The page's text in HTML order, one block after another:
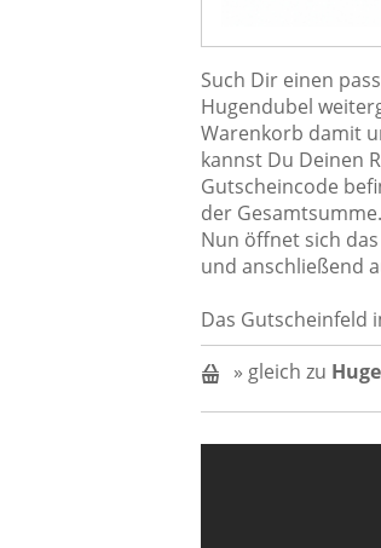
Such Dir einen
Hugendubel
Warenkorb damit
kannst Du Deinen
Gutscheincode
der
Nun öffnet sich
und anschließend
Das Gutscheinfeld
» gleich zu